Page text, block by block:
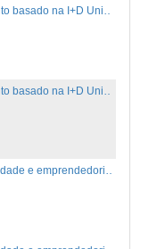
O emprendemento basado na I+D Universitaria
Inovaçao, criatividade e emprendedorismo: O triplé estratégico para o desenvolvemento regional